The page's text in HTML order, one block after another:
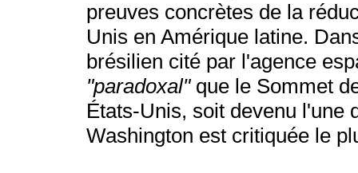
preuves concrètes de la
Unis en Amérique latine.
brésilien cité par l'agence
"paradoxal"que le Sommet
États-Unis, soit devenu l'une
Washington est critiquée le